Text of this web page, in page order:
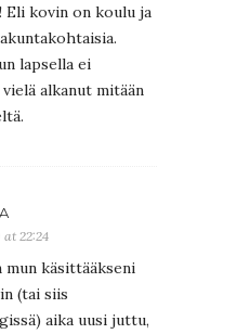
Eli kovin on koulu ja
lapsella ei
alkanut mitään
at 22:24
mun käsittääkseni
(tai siis
aika uusi juttu,